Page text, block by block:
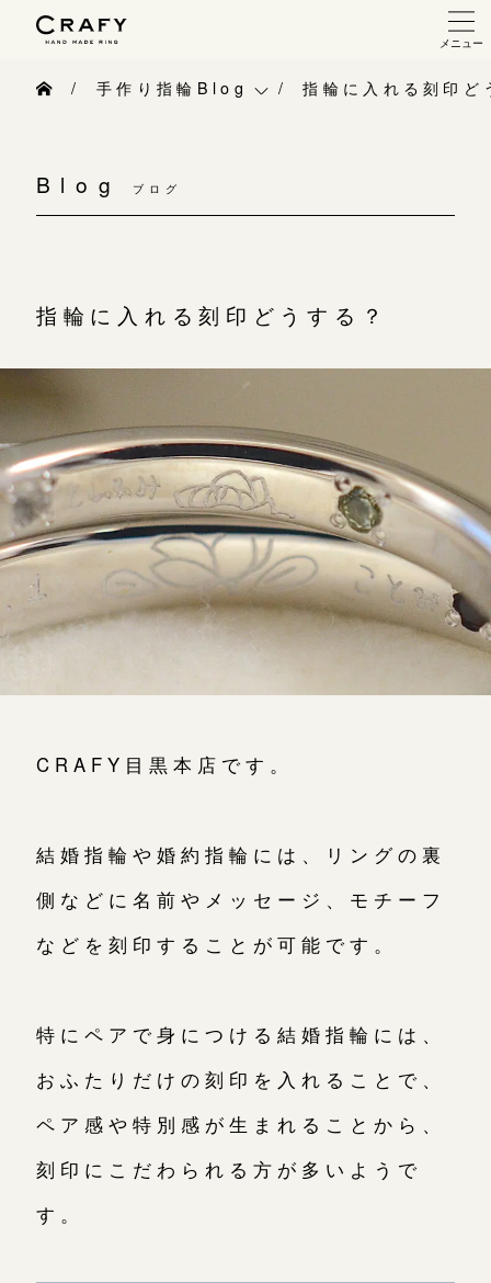
メニュー
指輪制作の流れ
指輪作品集
工房一覧
よくあるご質問
アフターケア・保証
CRAFYについて
その他
用語集
Blog ブログ
手作り指輪Blog
手作り指輪作品集
お客様インタビュー
結婚指輪手作り工房のご案内
指輪に入れる刻印ど
指輪に入れる刻印どうする？
CRAFY目黒本店です。
結婚指輪や婚約指輪には、リングの裏
側などに名前やメッセージ、モチーフ
などを刻印することが可能です。
特にペアで身につける結婚指輪には、
おふたりだけの刻印を入れることで、
ペア感や特別感が生まれることから、
刻印にこだわられる方が多いようで
す。
お問い合わせ（通話料無料）
年末年始は除く